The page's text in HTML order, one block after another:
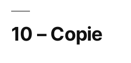
10 – Copie